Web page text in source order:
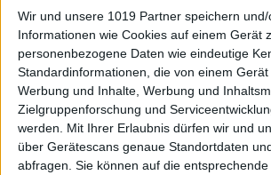
Wir und unsere 1019 Partner speichern
Informationen wie Cookies auf einem Gerät
personenbezogene Daten wie eindeutige
Standardinformationen, die von einem
Werbung und Inhalte, Werbung und
Zielgruppenforschung und
werden.
Mit Ihrer Erlaubnis dürfen wir und
über Gerätescans genaue Standortdaten
abfragen. Sie können auf die